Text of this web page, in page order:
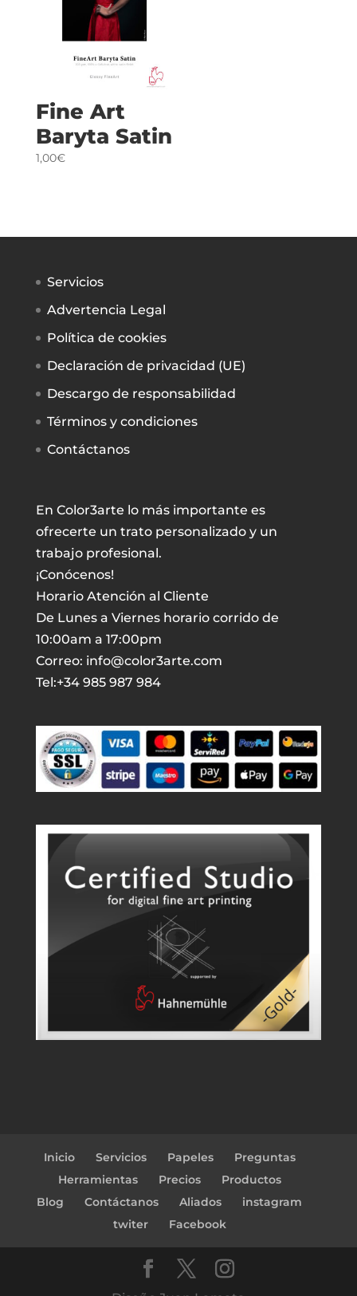
Fine Art
Baryta Satin
1,00€
Servicios
Advertencia Legal
Política de cookies
Declaración de privacidad (UE)
Descargo de responsabilidad
Términos y condiciones
Contáctanos
En Color3arte lo más importante es
ofrecerte un trato personalizado y un
trabajo profesional.
¡Conócenos!
Horario Atención al Cliente
De Lunes a Viernes horario corrido de
10:00am a 17:00pm
Correo: info@color3arte.com
Tel:+34 985 987 984
Inicio Servicios Papeles
Preguntas
Herramientas
Precios
Productos
Blog
Contáctanos Aliados
instagram
twiter
Facebook